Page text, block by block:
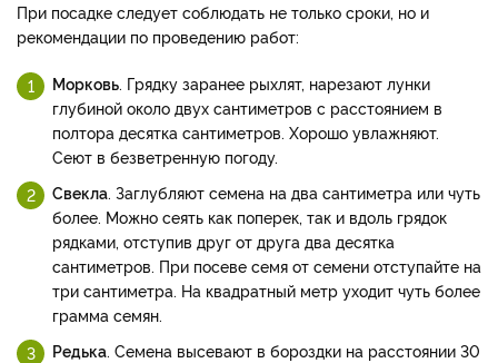
При посадке следует соблюдать не только сроки, но и
рекомендации по проведению работ:
Морковь. Грядку заранее рыхлят, нарезают лунки
глубиной около двух сантиметров с расстоянием в
полтора десятка сантиметров. Хорошо увлажняют.
Сеют в безветренную погоду.
Свекла. Заглубляют семена на два сантиметра или чуть
более. Можно сеять как поперек, так и вдоль грядок
рядками, отступив друг от друга два десятка
сантиметров. При посеве семя от семени отступайте на
три сантиметра. На квадратный метр уходит чуть более
грамма семян.
Редька. Семена высевают в бороздки на расстоянии 30